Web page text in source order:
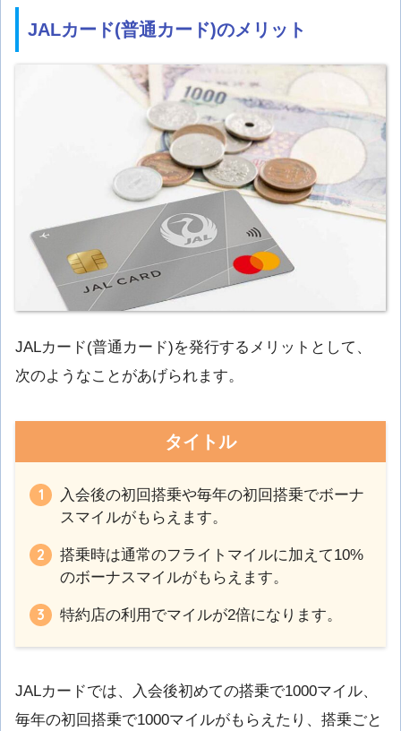
JALカード(普通カード)のメリット
JALカード(普通カード)を発行するメリットとして、
次のようなことがあげられます。
タイトル
入会後の初回搭乗や毎年の初回搭乗でボーナ
スマイルがもらえます。
搭乗時は通常のフライトマイルに加えて10%
のボーナスマイルがもらえます。
特約店の利用でマイルが2倍になります。
JALカードでは、入会後初めての搭乗で1000マイル、
毎年の初回搭乗で1000マイルがもらえたり、搭乗ごと